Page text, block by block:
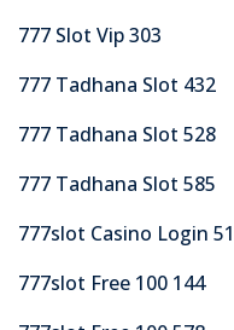
777 Slot Vip 303
777 Tadhana Slot 432
777 Tadhana Slot 528
777 Tadhana Slot 585
777slot Casino Login
777slot Free 100 144